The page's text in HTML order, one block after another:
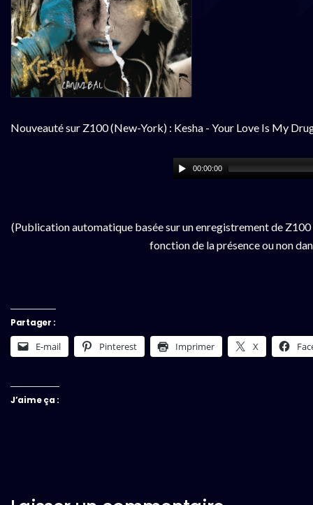
Nouveauté sur Z100 (New-York) : Kesha - Your Love Is My
00:00:00
(Publication automatique basée sur un enregistrement de
fonction de la présence ou non
Partager :
E-mail Pinterest Imprimer X
J’aime ça :